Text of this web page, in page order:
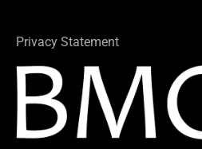
Privacy Statement